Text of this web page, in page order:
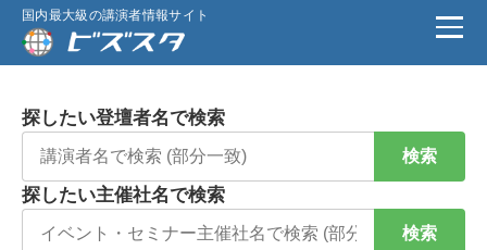
国内最大級の講演者情報サイト
探したい登壇者名で検索
検索
探したい主催社名で検索
検索